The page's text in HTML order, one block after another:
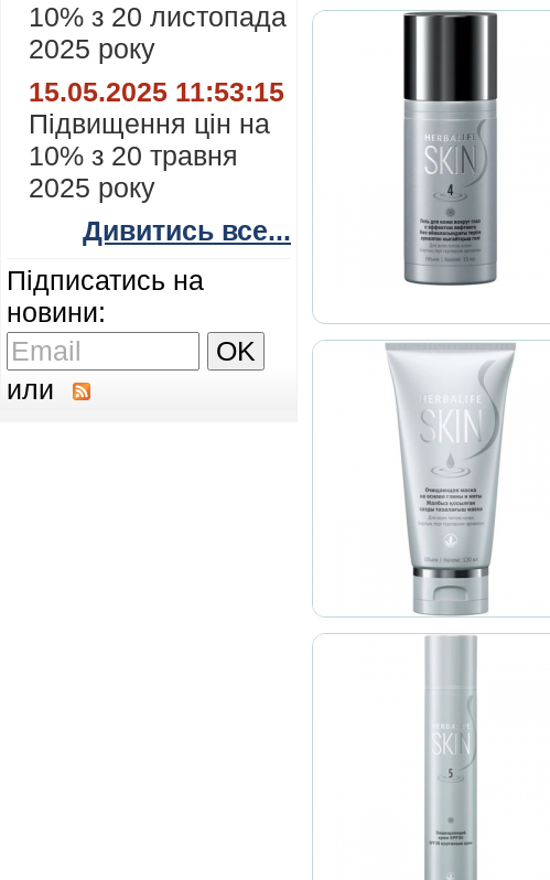
10% з 20 листопада
2025 року
15.05.2025 11:53:15
Підвищення цін на
10% з 20 травня
2025 року
Дивитись все...
Підписатись на
новини:
или